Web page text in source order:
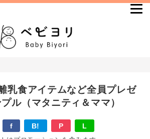
乳食アイテムなど全員プレゼ
ル（マタニティ＆ママ）
f B! P L